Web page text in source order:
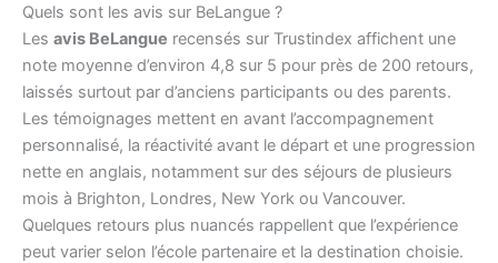
Quels sont les avis sur BeLangue ?
Les avis BeLangue recensés sur Trustindex affichent une
note moyenne d’environ 4,8 sur 5 pour près de 200 retours,
laissés surtout par d’anciens participants ou des parents.
Les témoignages mettent en avant l’accompagnement
personnalisé, la réactivité avant le départ et une progression
nette en anglais, notamment sur des séjours de plusieurs
mois à Brighton, Londres, New York ou Vancouver.
Quelques retours plus nuancés rappellent que l’expérience
peut varier selon l’école partenaire et la destination choisie.